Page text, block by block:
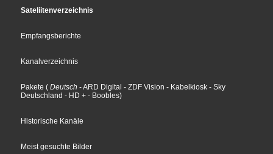
Sateliitenverzeichnis
Empfangsberichte
Kanalverzeichnis
Pakete ( Deutsch - ARD Digital - ZDF Vision - Kabelkiosk - Sky
Deutschland - HD + - Boobles)
Historische Kanäle
Meist gesuchte Bilder